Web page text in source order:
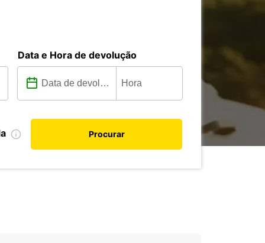
Data e Hora de devolução
Procurar